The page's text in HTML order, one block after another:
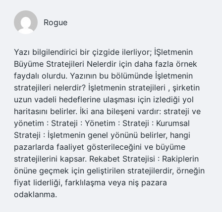
Rogue
Yazı bilgilendirici bir çizgide ilerliyor; İŞletmenin
Büyüme Stratejileri Nelerdir için daha fazla örnek
faydalı olurdu. Yazının bu bölümünde İşletmenin
stratejileri nelerdir? İşletmenin stratejileri , şirketin
uzun vadeli hedeflerine ulaşması için izlediği yol
haritasını belirler. İki ana bileşeni vardır: strateji ve
yönetim : Strateji : Yönetim : Strateji : Kurumsal
Strateji : İşletmenin genel yönünü belirler, hangi
pazarlarda faaliyet gösterileceğini ve büyüme
stratejilerini kapsar. Rekabet Stratejisi : Rakiplerin
önüne geçmek için geliştirilen stratejilerdir, örneğin
fiyat liderliği, farklılaşma veya niş pazara
odaklanma.